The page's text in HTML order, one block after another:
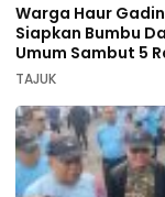
Warga Haur
Siapkan Bumbu
Umum Sambut 5
Sekumpul
TAJUK